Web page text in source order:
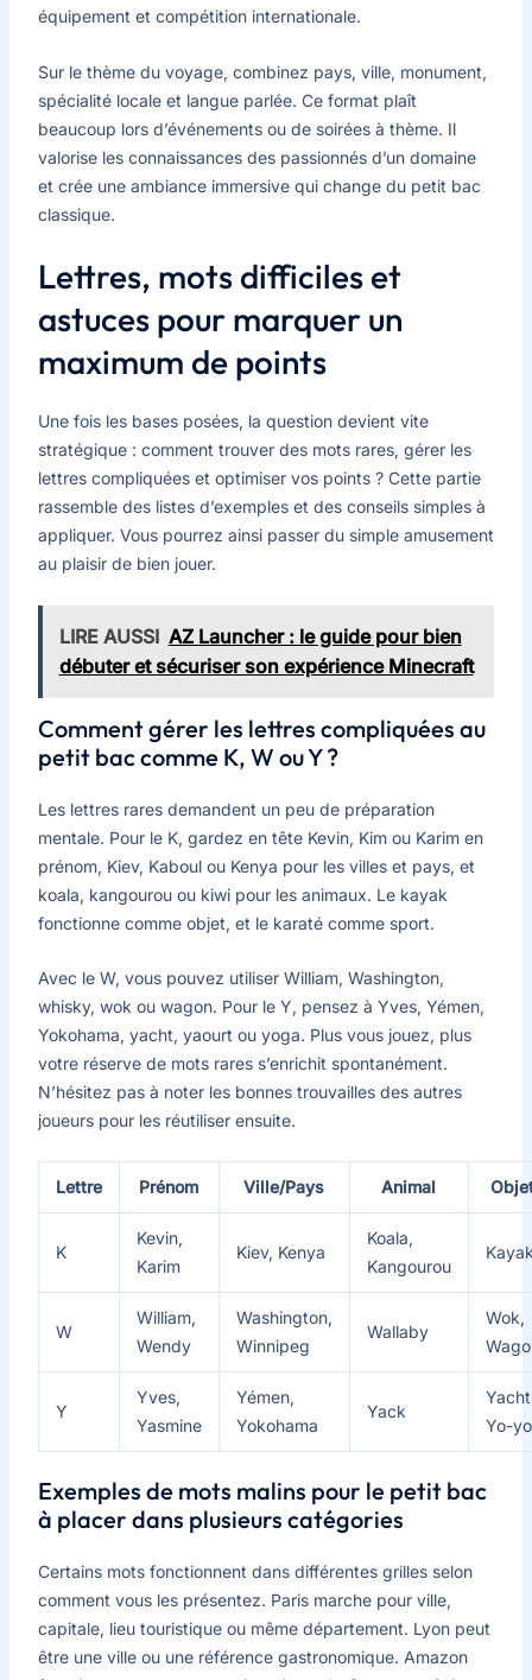
équipement et compétition internationale.
Sur le thème du voyage, combinez pays, ville, monument,
spécialité locale et langue parlée. Ce format plaît
beaucoup lors d’événements ou de soirées à thème. Il
valorise les connaissances des passionnés d’un domaine
et crée une ambiance immersive qui change du petit bac
classique.
Lettres, mots difficiles et
astuces pour marquer un
maximum de points
Une fois les bases posées, la question devient vite
stratégique : comment trouver des mots rares, gérer les
lettres compliquées et optimiser vos points ? Cette partie
rassemble des listes d’exemples et des conseils simples à
appliquer. Vous pourrez ainsi passer du simple amusement
au plaisir de bien jouer.
LIRE AUSSI AZ Launcher : le guide pour bien
débuter et sécuriser son expérience Minecraft
Comment gérer les lettres compliquées au
petit bac comme K, W ou Y ?
Les lettres rares demandent un peu de préparation
mentale. Pour le K, gardez en tête Kevin, Kim ou Karim en
prénom, Kiev, Kaboul ou Kenya pour les villes et pays, et
koala, kangourou ou kiwi pour les animaux. Le kayak
fonctionne comme objet, et le karaté comme sport.
Avec le W, vous pouvez utiliser William, Washington,
whisky, wok ou wagon. Pour le Y, pensez à Yves, Yémen,
Yokohama, yacht, yaourt ou yoga. Plus vous jouez, plus
votre réserve de mots rares s’enrichit spontanément.
N’hésitez pas à noter les bonnes trouvailles des autres
joueurs pour les réutiliser ensuite.
Lettre Prénom Ville/Pays Animal
K
Kevin,
Karim
Kiev, Kenya
Koala,
Kangourou
W
William,
Wendy
Washington,
Winnipeg
Wallaby
Wok,
Y
Yves,
Yasmine
Yémen,
Yokohama
Yack
Yo-yo
Exemples de mots malins pour le petit bac
à placer dans plusieurs catégories
Certains mots fonctionnent dans différentes grilles selon
comment vous les présentez. Paris marche pour ville,
capitale, lieu touristique ou même département. Lyon peut
être une ville ou une référence gastronomique. Amazon